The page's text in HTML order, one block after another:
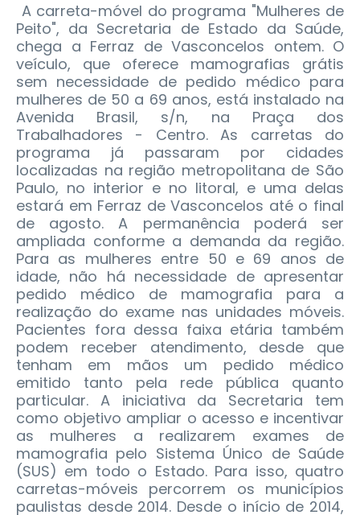
A carreta-móvel do programa "Mulheres de
Peito", da Secretaria de Estado da Saúde,
chega a Ferraz de Vasconcelos ontem. O
veículo, que oferece mamografias grátis
sem necessidade de pedido médico para
mulheres de 50 a 69 anos, está instalado na
Avenida Brasil, s/n, na Praça dos
Trabalhadores - Centro.As carretas do
programa já passaram por cidades
localizadas na região metropolitana de São
Paulo, no interior e no litoral, e uma delas
estará em Ferraz de Vasconcelos até o final
de agosto. A permanência poderá ser
ampliada conforme a demanda da região.
Para as mulheres entre 50 e 69 anos de
idade, não há necessidade de apresentar
pedido médico de mamografia para a
realização do exame nas unidades móveis.
Pacientes fora dessa faixa etária também
podem receber atendimento, desde que
tenham em mãos um pedido médico
emitido tanto pela rede pública quanto
particular. A iniciativa da Secretaria tem
como objetivo ampliar o acesso e incentivar
as mulheres a realizarem exames de
mamografia pelo Sistema Único de Saúde
(SUS) em todo o Estado. Para isso, quatro
carretas-móveis percorrem os municípios
paulistas desde 2014. Desde o início de 2014,